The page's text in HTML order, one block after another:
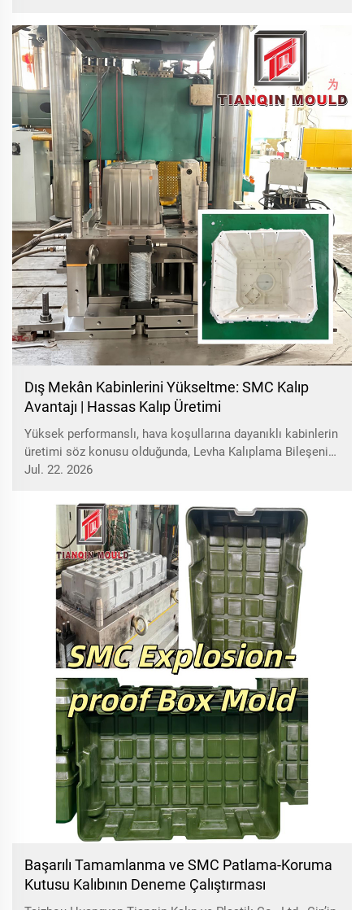
bitmiş lavabolar için temel garantiyi oluşturur. ...
Dış Mekân Kabinlerini Yükseltme: SMC Kalıp
Avantajı | Hassas Kalıp Üretimi
Yüksek performanslı, hava koşullarına dayanıklı kabinlerin
üretimi söz konusu olduğunda, Levha Kalıplama Bileşeni
(SMC), zorlu uygulamalar için tercih edilen malzemedir.
hassasiyetindedir. Özel olarak...
Jul. 22. 2026
Başarılı Tamamlanma ve SMC Patlama-Koruma
Kutusu Kalıbının Deneme Çalıştırması